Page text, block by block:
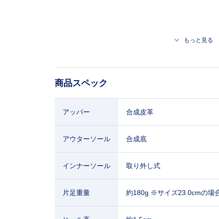
もっと見る
商品スペック
アッパー 合成皮革
アウターソール 合成底
インナーソール 取り外し式
片足重量 約180g ※サイズ23.0cmの場